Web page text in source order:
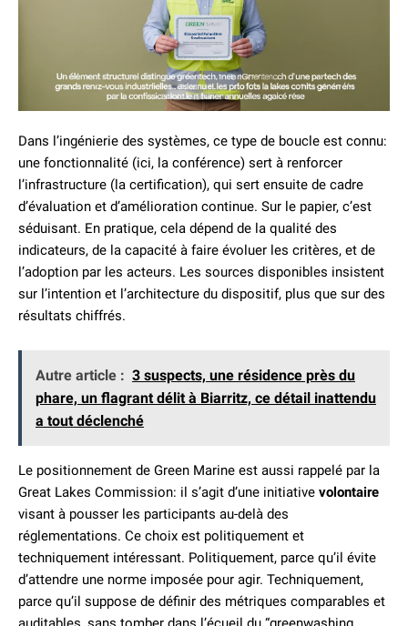
Dans l’ingénierie des systèmes, ce type de boucle est connu:
une fonctionnalité (ici, la conférence) sert à renforcer
l’infrastructure (la certification), qui sert ensuite de cadre
d’évaluation et d’amélioration continue. Sur le papier, c’est
séduisant. En pratique, cela dépend de la qualité des
indicateurs, de la capacité à faire évoluer les critères, et de
l’adoption par les acteurs. Les sources disponibles insistent
sur l’intention et l’architecture du dispositif, plus que sur des
résultats chiffrés.
Autre article : 3 suspects, une résidence près du
phare, un flagrant délit à Biarritz, ce détail inattendu
a tout déclenché
Le positionnement de Green Marine est aussi rappelé par la
Great Lakes Commission: il s’agit d’une initiative volontaire
visant à pousser les participants au-delà des
réglementations. Ce choix est politiquement et
techniquement intéressant. Politiquement, parce qu’il évite
d’attendre une norme imposée pour agir. Techniquement,
parce qu’il suppose de définir des métriques comparables et